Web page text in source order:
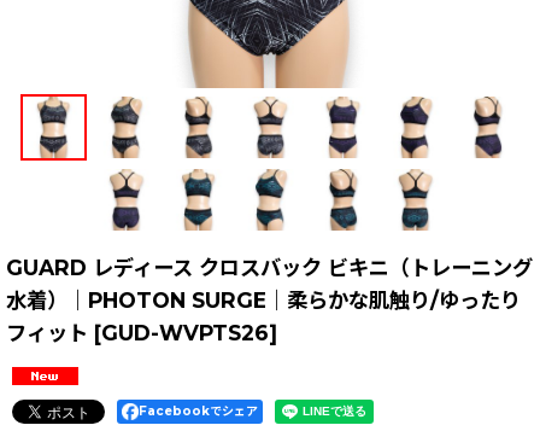
GUARD レディース クロスバック ビキニ（トレーニング
水着）｜PHOTON SURGE｜柔らかな肌触り/ゆったり
フィット [GUD-WVPTS26]
Facebookでシェア